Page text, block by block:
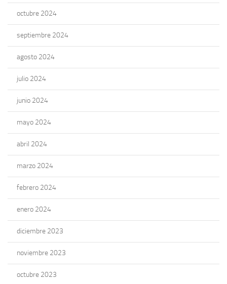
octubre 2024
septiembre 2024
agosto 2024
julio 2024
junio 2024
mayo 2024
abril 2024
marzo 2024
febrero 2024
enero 2024
diciembre 2023
noviembre 2023
octubre 2023